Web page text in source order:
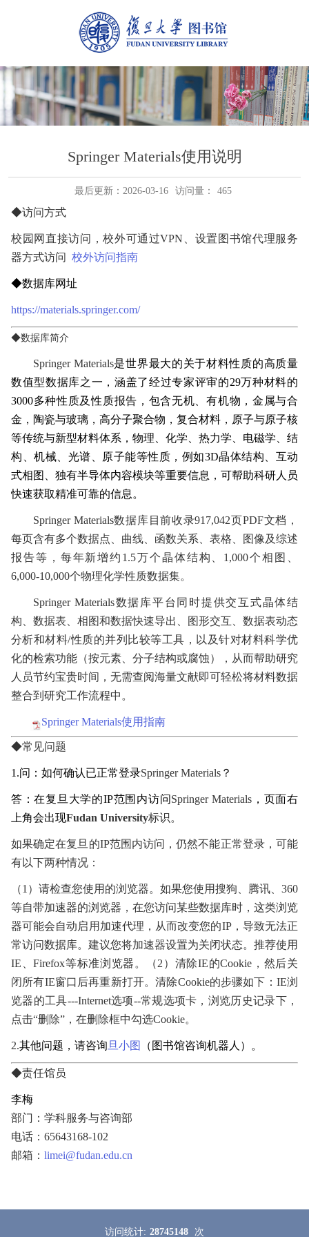
Springer Materials使用说明
最后更新：2026-03-16 访问量： 465
◆访问方式
校园网直接访问，校外可通过VPN 、设置图书馆代理服务
器方式访问 校外访问指南
◆数据库网址
https://materials.springer.com/
◆数据库简介
Springer Materials是世界最大的关于材料性质的高质量
数值型数据库之一，涵盖了经过专家评审的29万种材料的
3000多种性质及性质报告，包含无机、有机物，金属与合
金，陶瓷与玻璃，高分子聚合物，复合材料，原子与原子核
等传统与新型材料体系，物理、化学、热力学、电磁学、结
构、机械、光谱、原子能等性质，例如3D晶体结构、互动
式相图、独有半导体内容模块等重要信息，可帮助科研人员
快速获取精准可靠的信息。
Springer Materials数据库目前收录917,042页PDF文档，
每页含有多个数据点、曲线、函数关系、表格、图像及综述
报告等，每年新增约 1.5万个晶体结构、 1,000个相图、
6,000-10,000个物理化学性质数据集。
Springer Materials数据库平台同时提供交互式晶体结
构、数据表、相图和数据快速导出、图形交互、数据表动态
分析和材料/性质的并列比较等工具，以及针对材料科学优
化的检索功能（按元素、分子结构或腐蚀），从而帮助研究
人员节约宝贵时间，无需查阅海量文献即可轻松将材料数据
整合到研究工作流程中。
Springer Materials使用指南
◆常见问题
1.问：如何确认已正常登录Springer Materials ？
答：在复旦大学的IP范围内访问Springer Materials ，页面右
上角会出现Fudan University标识。
如果确定在复旦的IP范围内访问，仍然不能正常登录，可能
有以下两种情况：
（1 ）请检查您使用的浏览器。如果您使用搜狗、腾讯、 360
等自带加速器的浏览器，在您访问某些数据库时，这类浏览
器可能会自动启用加速代理，从而改变您的IP，导致无法正
常访问数据库。建议您将加速器设置为关闭状态。推荐使用
IE 、Firefox等标准浏览器。（2 ）清除IE的Cookie ，然后关
闭所有IE窗口后再重新打开。清除Cookie的步骤如下： IE浏
览器的工具---Internet选项--常规选项卡，浏览历史记录下，
点击“删除” ，在删除框中勾选Cookie。
2.其他问题，请咨询 旦小图 （图书馆咨询机器人）。
◆责任馆员
李梅
部门：学科服务与咨询部
电话： 65643168-102
邮箱： limei@fudan.edu.cn
访问统计: 28745148 次